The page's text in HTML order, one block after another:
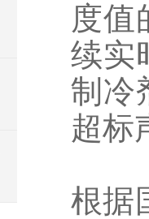
度值
续实
制冷
超标
根据